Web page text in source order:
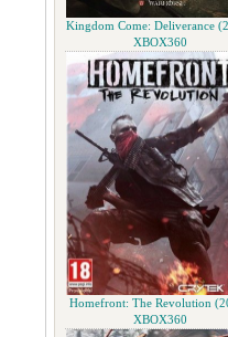
Kingdom Come: Deliverance
XBOX360
Homefront: The Revolution
XBOX360